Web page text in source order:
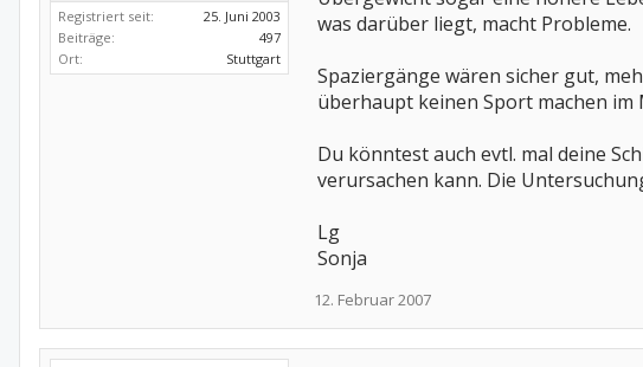
Registriert seit:
25. Juni 2003
Beiträge:
497
Ort:
Stuttgart
was darüber liegt, macht Probleme.
Spaziergänge wären sicher gut,
überhaupt keinen Sport machen im
Du könntest auch evtl. mal deine
verursachen kann. Die
Lg
Sonja
12. Februar 2007